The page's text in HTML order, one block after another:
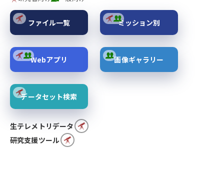
ファイル一覧 ミッション別
Webアプリ 画像ギャラリー
データセット検索
生テレメトリデータ
研究支援ツール